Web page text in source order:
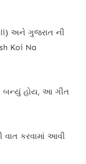
અને ગુજરાત ની
Koi Na
બન્યું હોય, આ ગીત
વાત કરવામાં આવી